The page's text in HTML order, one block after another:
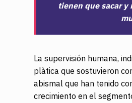
tienen que sacar
La supervisión humana,
plàtica que sostuvieron
abismal que han tenido
crecimiento en el